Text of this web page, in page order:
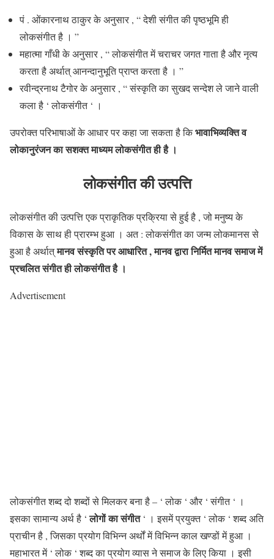
पं . ओंकारनाथ ठाकुर के अनुसार , “ देशी संगीत की पृष्ठभूमि ही
लोकसंगीत है । ”
महात्मा गाँधी के अनुसार , “ लोकसंगीत में चराचर जगत गाता है और नृत्य
करता है अर्थात् आनन्दानुभूति प्राप्त करता है । ”
रवीन्द्रनाथ टैगोर के अनुसार , “ संस्कृति का सुखद सन्देश ले जाने वाली
कला है ‘ लोकसंगीत ‘ ।
उपरोक्त परिभाषाओं के आधार पर कहा जा सकता है किभावाभिव्यक्ति व
लोकानुरंजन का सशक्त माध्यम लोकसंगीत ही है ।
लोकसंगीत की उत्पत्ति
लोकसंगीत की उत्पत्ति एक प्राकृतिक प्रक्रिया से हुई है , जो मनुष्य के
विकास के साथ ही प्रारम्भ हुआ । अत : लोकसंगीत का जन्म लोकमानस से
हुआ है अर्थात्मानव संस्कृति पर आधारित , मानव द्वारा निर्मित मानव समाज में
प्रचलित संगीत ही लोकसंगीत है ।
Advertisement
लोकसंगीत शब्द दो शब्दों से मिलकर बना है – ‘ लोक ‘ और ‘ संगीत ‘ ।
इसका सामान्य अर्थ है ‘लोगों का संगीत‘ । इसमें प्रयुक्त ‘ लोक ‘ शब्द अति
प्राचीन है , जिसका प्रयोग विभिन्न अर्थों में विभिन्न काल खण्डों में हुआ ।
महाभारत में ‘ लोक ‘ शब्द का प्रयोग व्यास ने समाज के लिए किया । इसी